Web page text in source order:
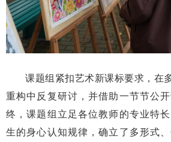
课题组紧扣艺术新课标要求，在
重构中反复研讨，并借助一节节公
终，课题组立足各位教师的专业特
生的身心认知规律，确立了多形式